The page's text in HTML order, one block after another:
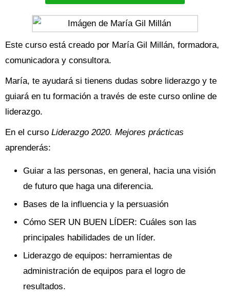
Este curso está creado por María Gil Millán, formadora,
comunicadora y consultora.
María, te ayudará si tienens dudas sobre liderazgo y te
guiará en tu formación a través de este curso online de
liderazgo.
En el curso Liderazgo 2020. Mejores prácticas
aprenderás:
Guiar a las personas, en general, hacia una visión
de futuro que haga una diferencia.
Bases de la influencia y la persuasión
Cómo SER UN BUEN LÍDER: Cuáles son las
principales habilidades de un líder.
Liderazgo de equipos: herramientas de
administración de equipos para el logro de
resultados.